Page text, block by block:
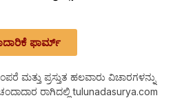
ಫಾರ್ಮ್
ಮತ್ತು ಪ್ರಸ್ತುತ ಹಲವಾರು ವಿಚಾರಗಳನ್ನು
ರಾಗಿದಲ್ಲಿ tulunadasurya.com